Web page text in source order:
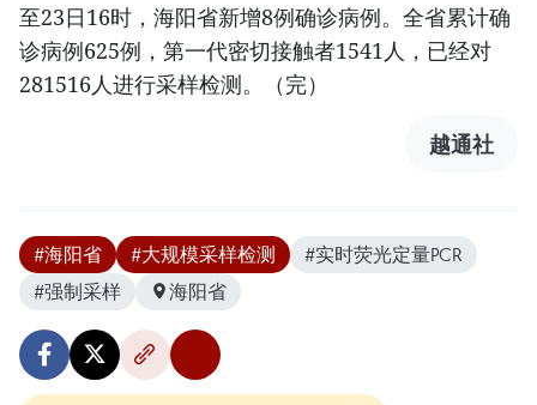
至23日16时，海阳省新增8例确诊病例。全省累计确
诊病例625例，第一代密切接触者1541人，已经对
281516人进行采样检测。（完）
越通社
#海阳省 #大规模采样检测
#实时荧光定量PCR
#强制采样
海阳省